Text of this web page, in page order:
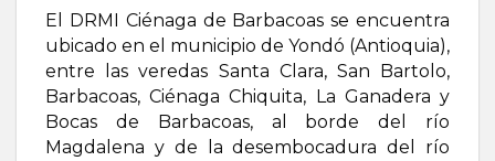
El DRMI Ciénaga de Barbacoas se encuentra
ubicado en el municipio de Yondó (Antioquia),
entre las veredas Santa Clara, San Bartolo,
Barbacoas, Ciénaga Chiquita, La Ganadera y
Bocas de Barbacoas, al borde del río
Magdalena y de la desembocadura del río